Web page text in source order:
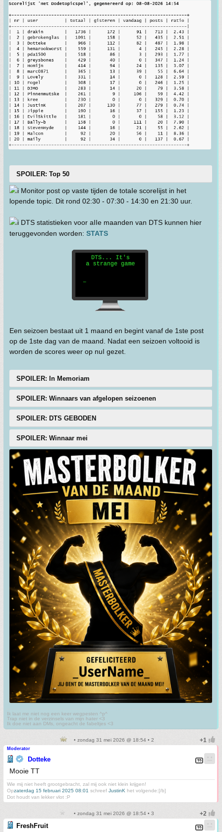
SPOILER: Top 50
Monitor post op vaste tijden de totaIe scoreIijst in het
lopende topic. Dit rond 02:30 - 07:30 - 14:30 en 21:30 uur.
DTS statistieken voor aIIe maanden van DTS kunnen hier
teruggevonden worden: STATS
Een seizoen bestaat uit 1 maand en begint vanaf de 1ste post
op de 1ste dag van de maand. Nadat een seizoen voltooid is
worden de scores weer op nuI gezet.
SPOILER: In Memoriam
SPOILER: Winnaars van afgelopen seizoenen
SPOILER: DTS GEBODEN
SPOILER: Winnaar mei
Ik laat me niet nog een keer wegpesten ^p^
Trap niet in de verzinsels van mijn hater <3
Ik doe niet aan DMs, ongeacht de fabeltjes <3
• zondag 31 mei 2026 @ 18:54 • 2
Moderator
Dotteke
Mooie TT
Wie mij niet heeft grootgebracht, zal mij ook niet klein krijgen!
Opzaterdag 15 februari 2025 08:01 schreef JustinK het volgende:[/b]
Dot houdt van lekker vlot :P
• zondag 31 mei 2026 @ 18:54 • 3
FreshFruit